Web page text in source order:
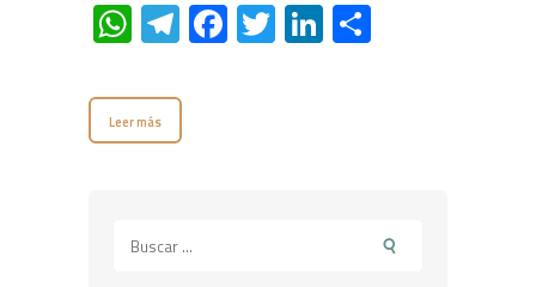
W
at
s
p
T
e
gr
Fa T
Li
r
Leer más